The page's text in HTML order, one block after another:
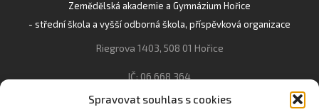
Spravovat souhlas s cookies
Zemědělská akademie a Gymnázium Hořice
- střední škola a vyšší odborná škola, příspěvková organizace
Riegrova 1403, 508 01 Hořice
IČ: 06 668 364
493 623 021, 493 623 022